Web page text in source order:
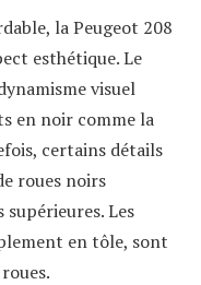
la Peugeot 208
esthétique. Le
visuel
en noir comme la
certains détails
roues noirs
Les
en tôle, sont